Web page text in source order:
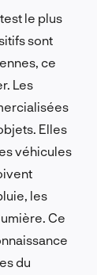
le plus
sont
ce
Les
Elles
véhicules
les
Ce
du